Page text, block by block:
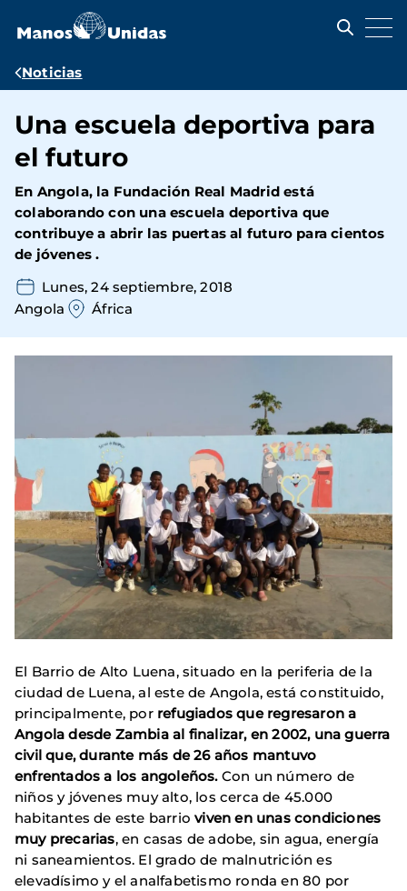
contenido
Ruta
navegación
Noticias
Una escuela deportiva para
el futuro
En Angola, la Fundación Real Madridestá
colaborando con una escuela deportiva que
contribuye a abrir las puertas al futuro para cientos
de jóvenes .
Lunes, 24 septiembre, 2018
Angola
África
El Barrio de Alto Luena, situado en la periferia de la
ciudad de Luena, al este de Angola, está constituido,
principalmente, por refugiados que regresaron a
Angola desde Zambia al finalizar, en 2002, una guerra
civil que, durante más de 26 años mantuvo
enfrentados a los angoleños. Con un número de
niños y jóvenes muy alto, los cerca de 45.000
habitantes de este barrio viven en unas condiciones
muy precarias, en casas de adobe, sin agua, energía
ni saneamientos. El grado de malnutrición es
elevadísimo y el analfabetismo ronda en 80 por